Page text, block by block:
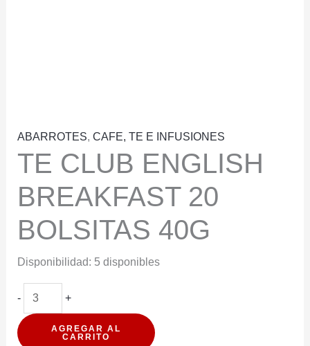
ABARROTES, CAFE, TE E INFUSIONES
TE CLUB ENGLISH
BREAKFAST 20
BOLSITAS 40G
Disponibilidad: 5 disponibles
-
TE
CLUB
ENGLISH
+
AGREGAR AL
CARRITO